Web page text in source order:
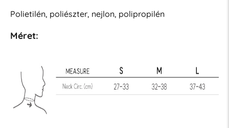
Polietilén, poliészter, nejlon, polipropilén
Méret: